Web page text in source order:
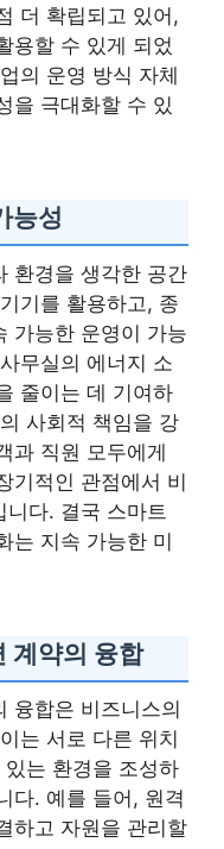
더 확립되고 있어,
용할 수 있게 되었
의 운영 방식 자체
을 극대화할 수 있
능성
환경을 생각한 공간
기를 활용하고, 종
가능한 운영이 가능
무실의 에너지 소
줄이는 데 기여하
사회적 책임을 강
과 직원 모두에게
기적인 관점에서 비
다. 결국 스마트
는 지속 가능한 미
계약의 융합
융합은 비즈니스의
는 서로 다른 위치
는 환경을 조성하
다. 예를 들어, 원격
하고 자원을 관리할